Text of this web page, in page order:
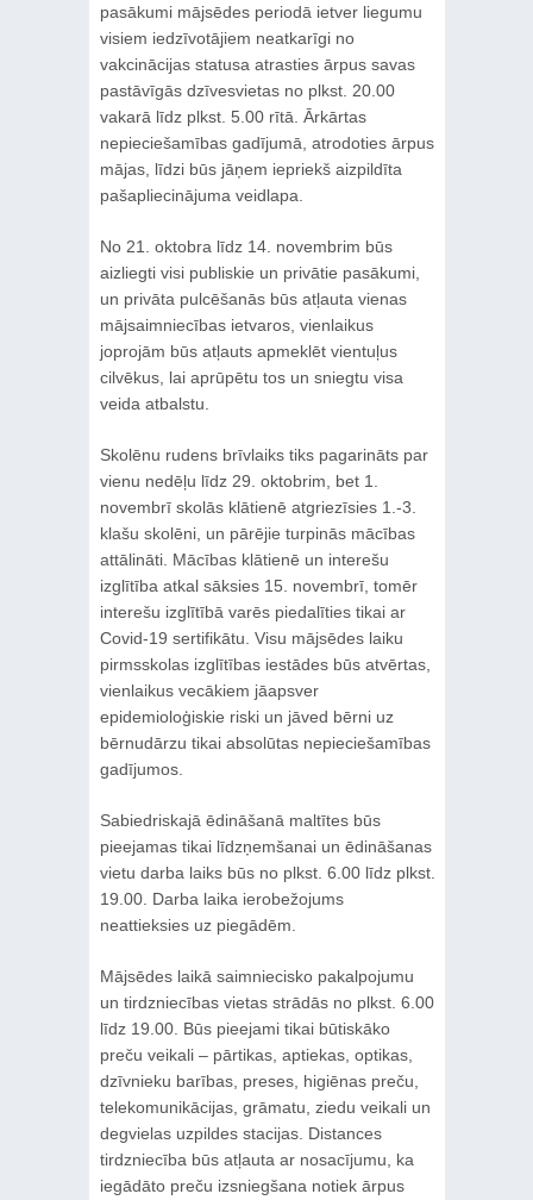
pasākumi mājsēdes periodā ietver liegumu
visiem iedzīvotājiem neatkarīgi no
vakcinācijas statusa atrasties ārpus savas
pastāvīgās dzīvesvietas no plkst. 20.00
vakarā līdz plkst. 5.00 rītā. Ārkārtas
nepieciešamības gadījumā, atrodoties ārpus
mājas, līdzi būs jāņem iepriekš aizpildīta
pašapliecinājuma veidlapa.
No 21. oktobra līdz 14. novembrim būs
aizliegti visi publiskie un privātie pasākumi,
un privāta pulcēšanās būs atļauta vienas
mājsaimniecības ietvaros, vienlaikus
joprojām būs atļauts apmeklēt vientuļus
cilvēkus, lai aprūpētu tos un sniegtu visa
veida atbalstu.
Skolēnu rudens brīvlaiks tiks pagarināts par
vienu nedēļu līdz 29. oktobrim, bet 1.
novembrī skolās klātienē atgriezīsies 1.-3.
klašu skolēni, un pārējie turpinās mācības
attālināti. Mācības klātienē un interešu
izglītība atkal sāksies 15. novembrī, tomēr
interešu izglītībā varēs piedalīties tikai ar
Covid-19 sertifikātu. Visu mājsēdes laiku
pirmsskolas izglītības iestādes būs atvērtas,
vienlaikus vecākiem jāapsver
epidemioloģiskie riski un jāved bērni uz
bērnudārzu tikai absolūtas nepieciešamības
gadījumos.
Sabiedriskajā ēdināšanā maltītes būs
pieejamas tikai līdzņemšanai un ēdināšanas
vietu darba laiks būs no plkst. 6.00 līdz plkst.
19.00. Darba laika ierobežojums
neattieksies uz piegādēm.
Mājsēdes laikā saimniecisko pakalpojumu
un tirdzniecības vietas strādās no plkst. 6.00
līdz 19.00. Būs pieejami tikai būtiskāko
preču veikali – pārtikas, aptiekas, optikas,
dzīvnieku barības, preses, higiēnas preču,
telekomunikācijas, grāmatu, ziedu veikali un
degvielas uzpildes stacijas. Distances
tirdzniecība būs atļauta ar nosacījumu, ka
iegādāto preču izsniegšana notiek ārpus